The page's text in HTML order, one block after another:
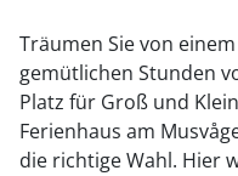
Träumen Sie von
gemütlichen Stunden
Platz für Groß und
Ferienhaus am
die richtige Wahl. Hier